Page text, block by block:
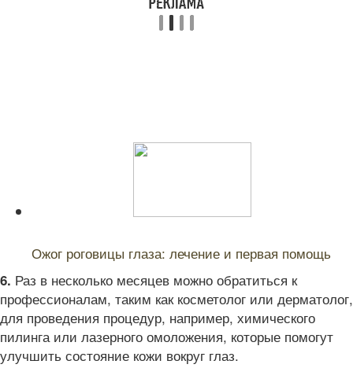
Ожог роговицы глаза: лечение и первая помощь
6. Раз в несколько месяцев можно обратиться к
профессионалам, таким как косметолог или дерматолог,
для проведения процедур, например, химического
пилинга или лазерного омоложения, которые помогут
улучшить состояние кожи вокруг глаз.